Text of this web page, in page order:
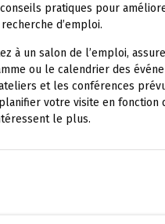
pratiques pour
d’emploi.
à un salon de l’emploi,
ou le calendrier des
et les conférences
votre visite en fonction
le plus.